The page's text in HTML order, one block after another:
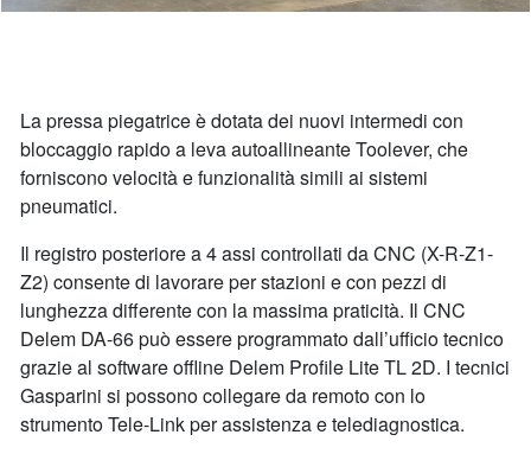
La pressa piegatrice è dotata dei nuovi intermedi con
bloccaggio rapido a leva autoallineante Toolever, che
forniscono velocità e funzionalità simili ai sistemi
pneumatici.
Il registro posteriore a 4 assi controllati da CNC (X-R-Z1-
Z2) consente di lavorare per stazioni e con pezzi di
lunghezza differente con la massima praticità. Il CNC
Delem DA-66 può essere programmato dall’ufficio tecnico
grazie al software offline Delem Profile Lite TL 2D. I tecnici
Gasparini si possono collegare da remoto con lo
strumento Tele-Link per assistenza e telediagnostica.